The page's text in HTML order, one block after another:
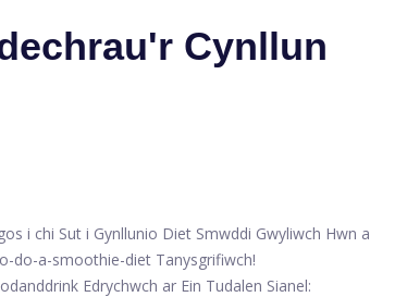
Cynllun
i chi Sut i Gynllunio Diet Smwddi Gwyliwch Hwn a
do-a-smoothie-diet Tanysgrifiwch!
Edrychwch ar Ein Tudalen Sianel: